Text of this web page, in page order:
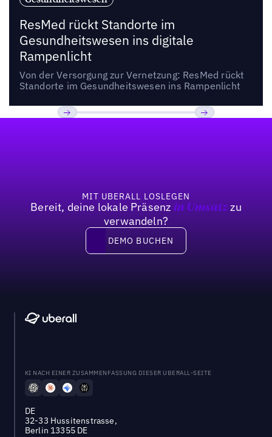
ResMed rückt Standorte im
Gesundheitswesen ins digitale
Rampenlicht
Von der Versorgung zur Vernetzung: ResMed rückt
Standorte im Gesundheitswesen ins Rampenlicht
MIT UBERALL LOSLEGEN
Bereit, deine lokale Präsenz in Umsatzzu
verwandeln?
DEMO BUCHEN
DEMO BUCHEN
KI NACH EINER ZUSAMMENFASSUNG DIESER UBERALL-SEITE
DE
32-33 Hussitenstrasse,
Berlin 13355 DE